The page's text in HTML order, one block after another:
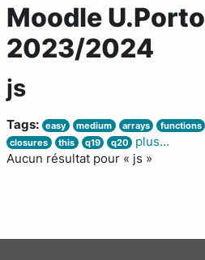
Moodle U.Porto
2023/2024
js
Tags: easy medium arrays functions
closures
this q19 q20
plus…
Aucun résultat pour « js »